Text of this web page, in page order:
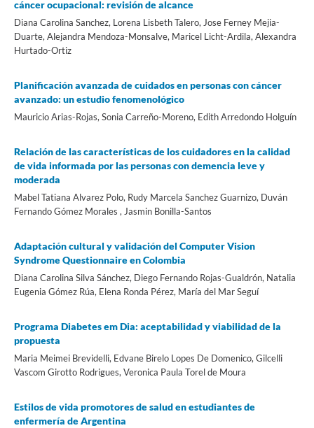
cáncer ocupacional: revisión de alcance
Diana Carolina Sanchez, Lorena Lisbeth Talero, Jose Ferney Mejia-
Duarte, Alejandra Mendoza-Monsalve, Maricel Licht-Ardila, Alexandra
Hurtado-Ortiz
Planificación avanzada de cuidados en personas con cáncer
avanzado: un estudio fenomenológico
Mauricio Arias-Rojas, Sonia Carreño-Moreno, Edith Arredondo Holguín
Relación de las características de los cuidadores en la calidad
de vida informada por las personas con demencia leve y
moderada
Mabel Tatiana Alvarez Polo, Rudy Marcela Sanchez Guarnizo, Duván
Fernando Gómez Morales , Jasmin Bonilla-Santos
Adaptación cultural y validación del Computer Vision
Syndrome Questionnaire en Colombia
Diana Carolina Silva Sánchez, Diego Fernando Rojas-Gualdrón, Natalia
Eugenia Gómez Rúa, Elena Ronda Pérez, María del Mar Seguí
Programa Diabetes em Dia: aceptabilidad y viabilidad de la
propuesta
Maria Meimei Brevidelli, Edvane Birelo Lopes De Domenico, Gilcelli
Vascom Girotto Rodrigues, Veronica Paula Torel de Moura
Estilos de vida promotores de salud en estudiantes de
enfermería de Argentina